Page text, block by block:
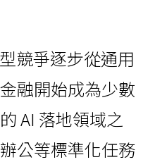
競爭逐步從通用
融開始成為少數
AI 落地領域之
公等標準化任務